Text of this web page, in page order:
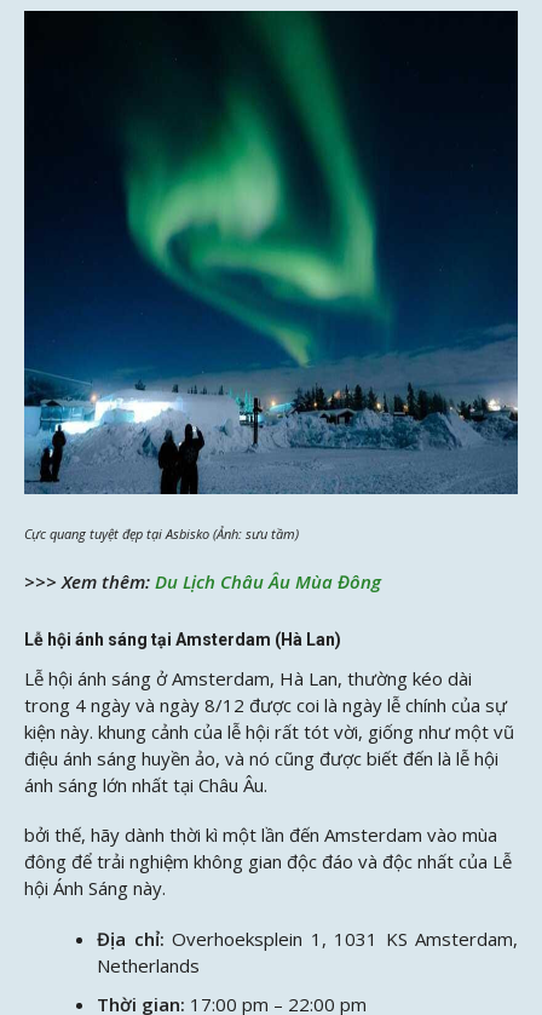
Cực quang tuyệt đẹp tại Asbisko (Ảnh: sưu tầm)
>>> Xem thêm: Du Lịch Châu Âu Mùa Đông
Lễ hội ánh sáng tại Amsterdam (Hà Lan)
Lễ hội ánh sáng ở Amsterdam, Hà Lan, thường kéo dài
trong 4 ngày và ngày 8/12 được coi là ngày lễ chính của sự
kiện này. khung cảnh của lễ hội rất tót vời, giống như một vũ
điệu ánh sáng huyền ảo, và nó cũng được biết đến là lễ hội
ánh sáng lớn nhất tại Châu Âu.
bởi thế, hãy dành thời kì một lần đến Amsterdam vào mùa
đông để trải nghiệm không gian độc đáo và độc nhất của Lễ
hội Ánh Sáng này.
Địa chỉ: Overhoeksplein 1, 1031 KS Amsterdam,
Netherlands
Thời gian: 17:00 pm – 22:00 pm